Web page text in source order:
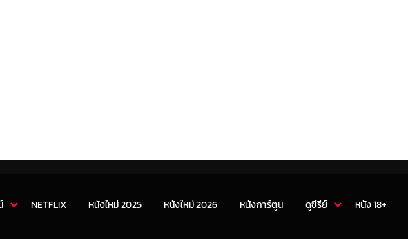
NETFLIX หนังใหม่ 2025 หนังใหม่ 2026 หนังการ์ตูน ดูซีรีย์ หนัง 18+